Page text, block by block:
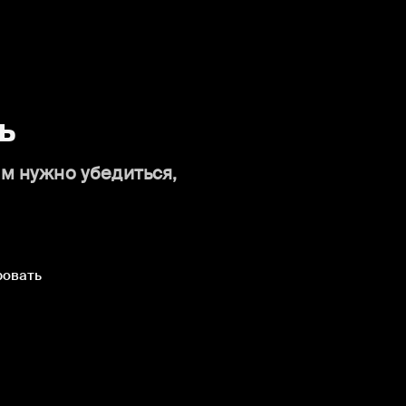
нужно убедиться,